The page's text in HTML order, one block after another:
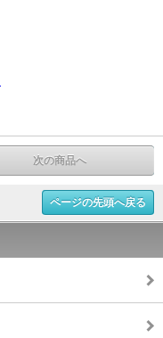
次の商品へ
ページの先頭へ戻る